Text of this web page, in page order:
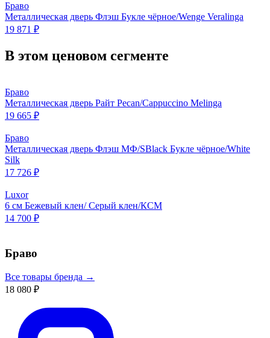
Браво
Металлическая дверь Флэш Букле чёрное/Wenge Veralinga
19 871 ₽
В этом ценовом сегменте
Браво
Металлическая дверь Райт Pecan/Cappuccino Melinga
19 665 ₽
Браво
Металлическая дверь Флэш МФ/SBlack Букле чёрное/White
Silk
17 726 ₽
Luxor
6 см Бежевый клен/ Серый клен/КСМ
14 700 ₽
Браво
Все товары бренда →
18 080 ₽